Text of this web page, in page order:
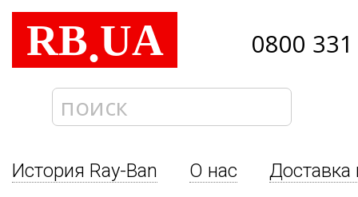
RB.UA 0800
История Ray-Ban О нас
Доставка